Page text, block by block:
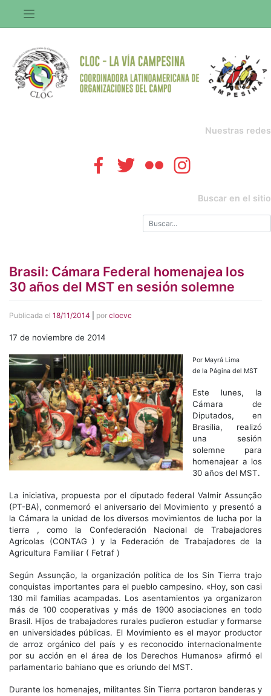
contenido
Nuestras redes
Buscar en el sitio
Brasil: Cámara Federal homenajea los
30 años del MST en sesión solemne
Publicada el 18/11/2014 por clocvc
17 de noviembre de 2014
Por Mayrá Lima
de la Página del MST
Este lunes, la
Cámara de
Diputados, en
Brasilia, realizó
una sesión
solemne para
homenajear a los
30 años del MST.
La iniciativa, propuesta por el diputado federal Valmir Assunção
(PT-BA), conmemoró el aniversario del Movimiento y presentó a
la Cámara la unidad de los diversos movimientos de lucha por la
tierra , como la Confederación Nacional de Trabajadores
Agrícolas (CONTAG ) y la Federación de Trabajadores de la
Agricultura Familiar ( Fetraf )
Según Assunção, la organización política de los Sin Tierra trajo
conquistas importantes para el pueblo campesino. «Hoy, son casi
130 mil familias acampadas. Los asentamientos ya organizaron
más de 100 cooperativas y más de 1900 asociaciones en todo
Brasil. Hijos de trabajadores rurales pudieron estudiar y formarse
en universidades públicas. El Movimiento es el mayor productor
de arroz orgánico del país y es reconocido internacionalmente
por su acción en el área de los Derechos Humanos» afirmó el
parlamentario bahiano que es oriundo del MST.
Durante los homenajes, militantes Sin Tierra portaron banderas y